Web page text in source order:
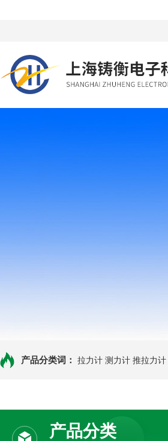
产品分类词： 拉力计 测力计 推拉力计
产品分类